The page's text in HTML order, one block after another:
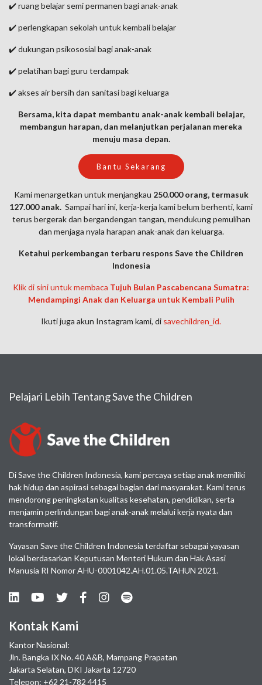
✔️ ruang belajar semi permanen bagi anak-anak
✔️ perlengkapan sekolah untuk kembali belajar
✔️ dukungan psikososial bagi anak-anak
✔️ pelatihan bagi guru terdampak
✔️ akses air bersih dan sanitasi bagi keluarga
Bersama, kita dapat membantu anak-anak kembali belajar,
membangun harapan, dan melanjutkan perjalanan mereka
menuju masa depan.
Bantu Sekarang
Kami menargetkan untuk menjangkau 250.000 orang, termasuk
127.000 anak. Sampai hari ini, kerja-kerja kami belum berhenti, kami
terus bergerak dan bergandengan tangan, mendukung pemulihan
dan menjaga nyala harapan anak-anak dan keluarga.
Ketahui perkembangan terbaru respons Save the Children
Indonesia
Klik di sini untuk membaca Tujuh Bulan Pascabencana Sumatra:
Mendampingi Anak dan Keluarga untuk Kembali Pulih
Ikuti juga akun Instagram kami, di savechildren_id.
Pelajari Lebih Tentang Save the Children
Di Save the Children Indonesia, kami percaya setiap anak memiliki
hak hidup dan aspirasi sebagai bagian dari masyarakat. Kami terus
mendorong peningkatan kualitas kesehatan, pendidikan, serta
menjamin perlindungan bagi anak-anak melalui kerja nyata dan
transformatif.
Yayasan Save the Children Indonesia terdaftar sebagai yayasan
lokal berdasarkan Keputusan Menteri Hukum dan Hak Asasi
Manusia RI Nomor AHU-0001042.AH.01.05.TAHUN 2021.
Kontak Kami
Kantor Nasional:
Jln. Bangka IX No. 40 A&B, Mampang Prapatan
Jakarta Selatan, DKI Jakarta 12720
Telepon: +62 21-782 4415